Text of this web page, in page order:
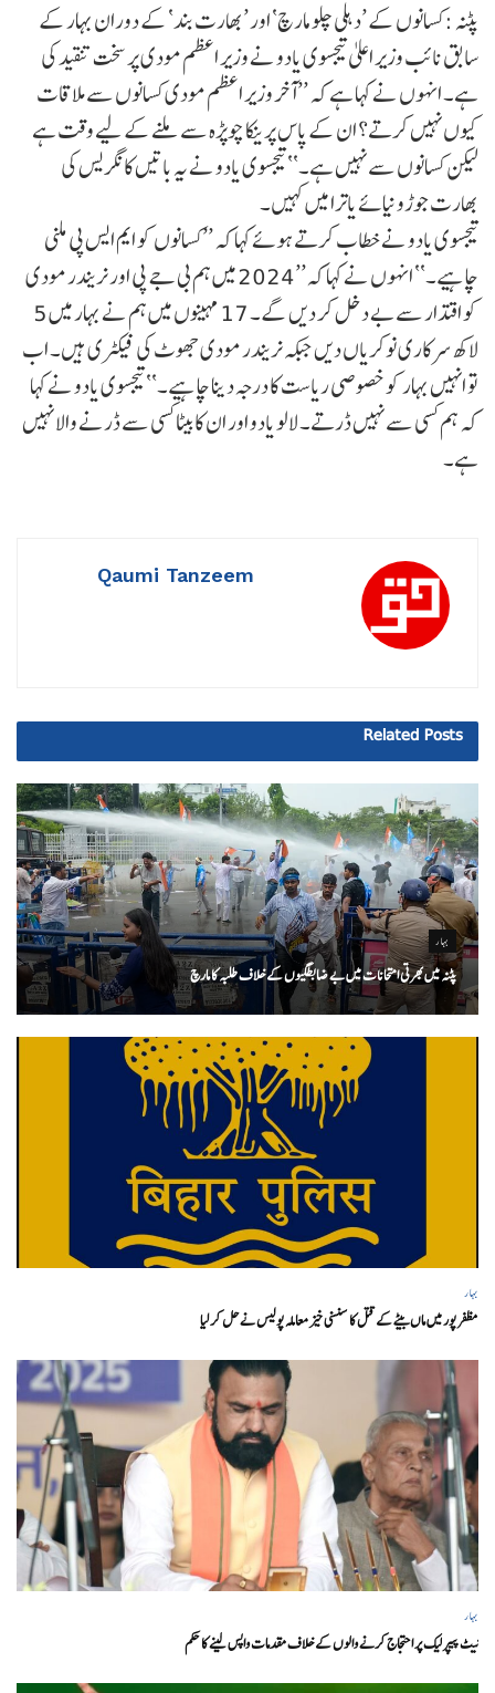
پٹنہ :کسانوں کے ’دہلی چلو مارچ‘ اور ’بھارت بند‘ کے دوران بہار کے
سابق نائب وزیر اعلیٰ تیجسوی یادو نے وزیر اعظم مودی پر سخت تنقید کی
ہے۔ انہوں نے کہا ہے کہ ’’آخر وزیر اعظم مودی کسانوں سے ملاقات
کیوں نہیں کرتے؟ ان کے پاس پرینکا چوپڑہ سے ملنے کے لیے وقت ہے
لیکن کسانوں سے نہیں ہے۔‘‘ تیجسوی یادو نے یہ باتیں کانگریس کی
بھارت جوڑو نیائے یاترا میں کہیں۔
تیجسوی یادو نے خطاب کرتے ہوئے کہا کہ ’’کسانوں کو ایم ایس پی ملنی
چاہیے۔‘‘ انہوں نے کہا کہ’’2024 میں ہم بی جے پی اور نریندر مودی
کو اقتدار سے بے دخل کر دیں گے۔ 17 مہینوں میں ہم نے بہار میں 5
لاکھ سرکاری نوکریاں دیں جبکہ نریندر مودی جھوٹ کی فیکٹری ہیں۔ اب
تو انہیں بہار کو خصوصی ریاست کا درجہ دینا چاہیے۔‘‘ تیجسوی یادو نے کہا
کہ ہم کسی سے نہیں ڈرتے۔ لالو یادو اور ان کا بیٹا کسی سے ڈرنے والا نہیں
ہے۔
Qaumi Tanzeem
Related Posts
بہار
پٹنہ میں بھرتی امتحانات میں بے ضابطگیوں کے خلاف طلبہ کا مارچ
بہار
مظفر پور میں ماں بیٹے کے قتل کا سنسنی خیز معاملہ پولیس نے حل کر لیا
بہار
نیٹ پیپر لیک پر احتجاج کرنے والوں کے خلاف مقدمات واپس لینے کا حکم